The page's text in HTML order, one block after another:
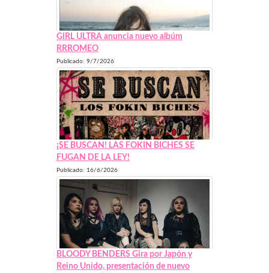
GIRL ULTRA anuncia nuevo albúm
RRROMEO
Publicado: 9/7/2026
¡SE BUSCAN! LAS FOKIN BICHES SE
FUGAN DE LA LEY!
Publicado: 16/6/2026
BLOODY BENDERS Gira por Japón y
Reino Unido, presentación de nuevo